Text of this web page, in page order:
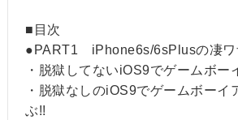
■目次
●PART1 iPhone6s/6sPlusの凄ワ
・脱獄してないiOS9でゲームボー
・脱獄なしのiOS9でゲームボーイ
ぶ!!